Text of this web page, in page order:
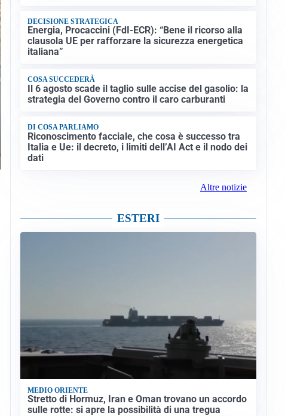
DECISIONE STRATEGICA
Energia, Procaccini (FdI-ECR): “Bene il ricorso alla
clausola UE per rafforzare la sicurezza energetica
italiana”
COSA SUCCEDERÀ
Il 6 agosto scade il taglio sulle accise del gasolio: la
strategia del Governo contro il caro carburanti
DI COSA PARLIAMO
Riconoscimento facciale, che cosa è successo tra
Italia e Ue: il decreto, i limiti dell’AI Act e il nodo dei
dati
Altre notizie
ESTERI
MEDIO ORIENTE
Stretto di Hormuz, Iran e Oman trovano un accordo
sulle rotte: si apre la possibilità di una tregua